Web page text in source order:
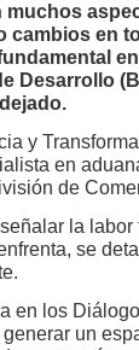
muchos
cambios en
Desarrollo
y
en
de
la
se
en los
generar un